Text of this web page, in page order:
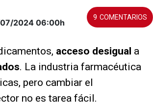
202406:00h
9
acceso desigual a
. La industria farmacéutica
pero cambiar el
no es tarea fácil.